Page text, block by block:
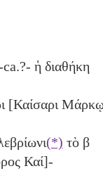
ἡ διαθήκη
[Καίσαρι
(*) τὸ β
Καί]-